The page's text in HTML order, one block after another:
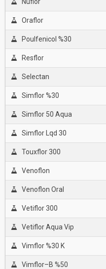
Oraflor
Poulfenicol %30
Resflor
Selectan
Simflor %30
Simflor 50 Aqua
Simflor Lqd 30
Touxflor 300
Venoflon
Venoflon Oral
Vetiflor 300
Vetiflor Aqua Vip
Vimflor %30 K
Vimflor–B %50